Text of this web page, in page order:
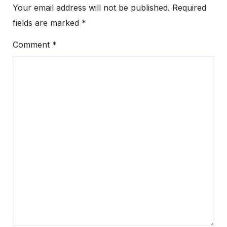
Your email address will not be published. Required
fields are marked *
Comment *